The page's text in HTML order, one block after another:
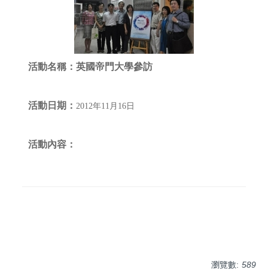
活動名稱： 英國帝門大學參訪
活動日期： 2012年11月16日
活動內容 ：
瀏覽數: 589